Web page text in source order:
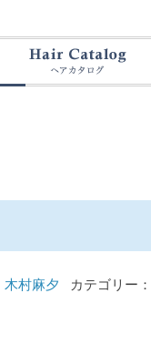
木村麻夕 カテゴリー：